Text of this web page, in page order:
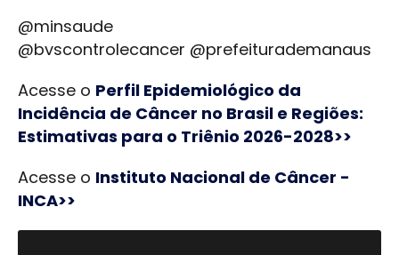
@minsaude
@bvscontrolecancer @prefeiturademanaus
Acesse o Perfil Epidemiológico da
Incidência de Câncer no Brasil e Regiões:
Estimativas para o Triênio 2026-2028>>
Acesse o Instituto Nacional de Câncer -
INCA>>